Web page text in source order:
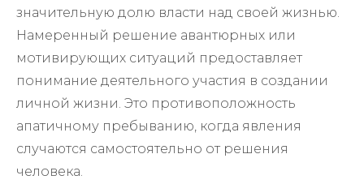
значительную долю власти над своей жизнью.
Намеренный решение авантюрных или
мотивирующих ситуаций предоставляет
понимание деятельного участия в создании
личной жизни. Это противоположность
апатичному пребыванию, когда явления
случаются самостоятельно от решения
человека.